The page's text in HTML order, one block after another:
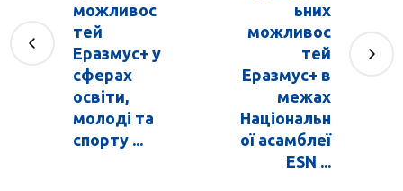
можливос
тей
Еразмус+ у
сферах
освіти,
молоді та
спорту ...
ьних
можливос
тей
Еразмус+ в
межах
Національн
ої асамблеї
ESN ...